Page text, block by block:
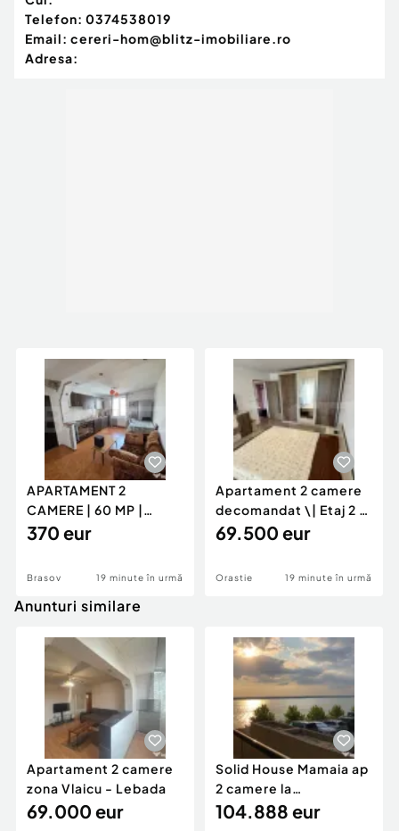
Telefon: 0374538019
Email: cereri-hom@blitz-imobiliare.ro
Adresa:
APARTAMENT 2
CAMERE | 60 MP |
GENERAL MOCIULSCHI
370 eur
Brasov 19 minute în urmă
Apartament 2 camere
decomandat \| Etaj 2 \|
50 mp \+ 8 mp ba
69.500 eur
Orastie 19 minute în urmă
Anunturi similare
Apartament 2 camere
zona Vlaicu - Lebada
69.000 eur
Solid House Mamaia ap
2 camere la
cheie,langa Mega
104.888 eur